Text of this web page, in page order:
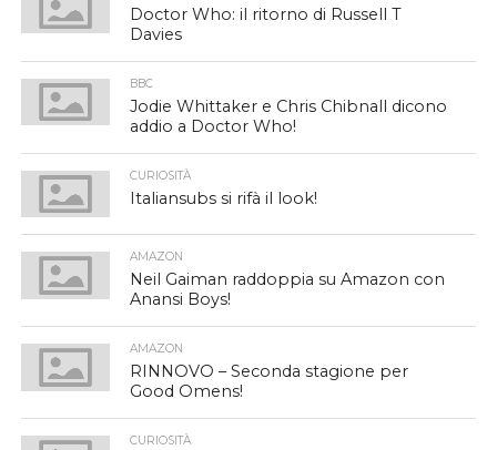
Doctor Who: il ritorno di Russell T
Davies
BBC
Jodie Whittaker e Chris Chibnall dicono
addio a Doctor Who!
CURIOSITÀ
Italiansubs si rifà il look!
AMAZON
Neil Gaiman raddoppia su Amazon con
Anansi Boys!
AMAZON
RINNOVO – Seconda stagione per
Good Omens!
CURIOSITÀ